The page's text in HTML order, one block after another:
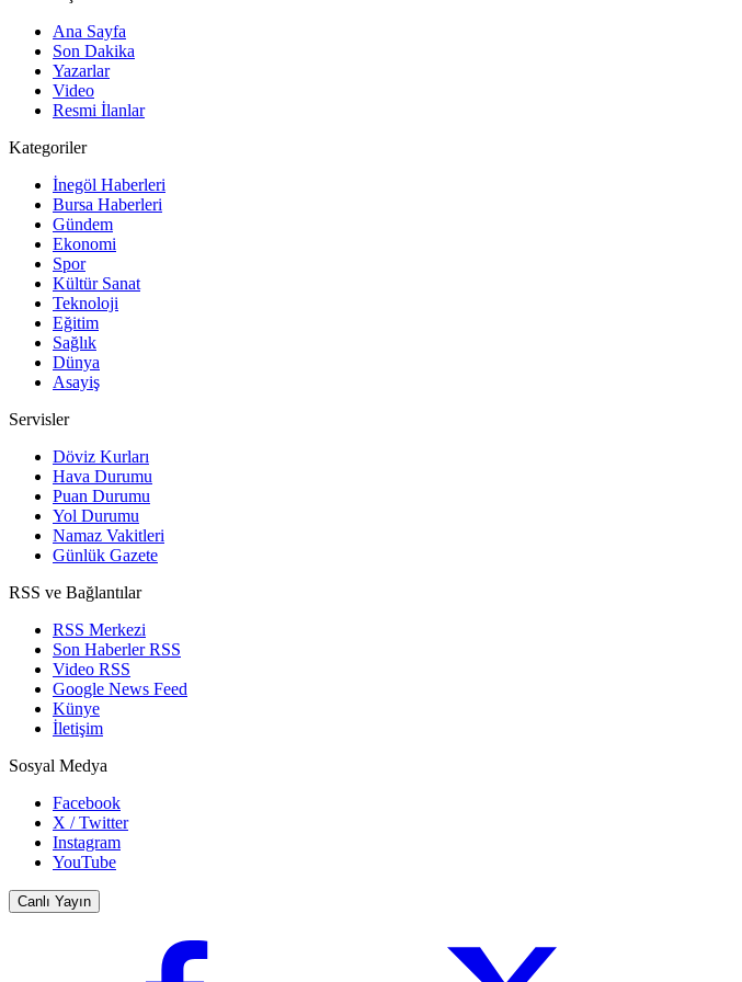
Ana Sayfa
Son Dakika
Yazarlar
Video
Resmi İlanlar
Kategoriler
İnegöl Haberleri
Bursa Haberleri
Gündem
Ekonomi
Spor
Kültür Sanat
Teknoloji
Eğitim
Sağlık
Dünya
Asayiş
Servisler
Döviz Kurları
Hava Durumu
Puan Durumu
Yol Durumu
Namaz Vakitleri
Günlük Gazete
RSS ve Bağlantılar
RSS Merkezi
Son Haberler RSS
Video RSS
Google News Feed
Künye
İletişim
Sosyal Medya
Facebook
X / Twitter
Instagram
YouTube
Canlı Yayın